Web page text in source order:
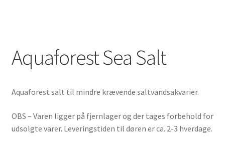
Aquaforest Sea Salt
Aquaforest salt til mindre krævende saltvandsakvarier.
OBS – Varen ligger på fjernlager og der tages forbehold for
udsolgte varer. Leveringstiden til døren er ca. 2-3 hverdage.